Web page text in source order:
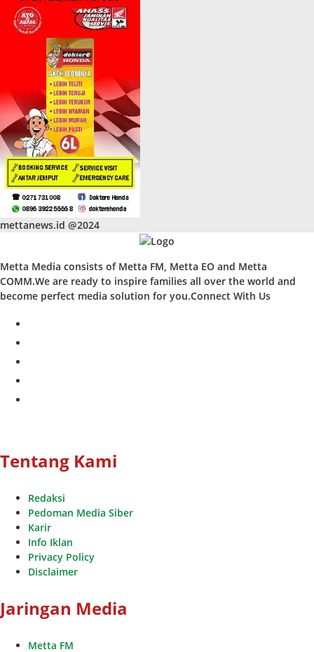
mettanews.id @2024
Metta Media consists of Metta FM, Metta EO and Metta
COMM.We are ready to inspire families all over the world and
become perfect media solution for you.Connect With Us
Tentang Kami
Redaksi
Pedoman Media Siber
Karir
Info Iklan
Privacy Policy
Disclaimer
Jaringan Media
Metta FM